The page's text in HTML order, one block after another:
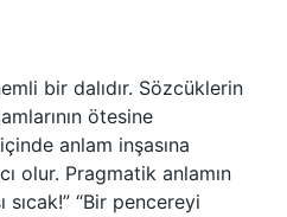
bir dalıdır. Sözcüklerin
ötesine
anlam inşasına
olur. Pragmatik anlamın
sıcak!” “Bir pencereyi